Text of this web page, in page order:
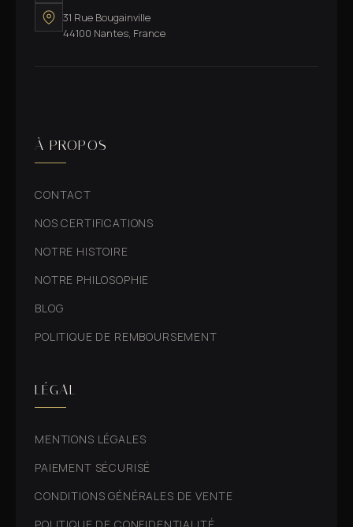
31 Rue Bougainville
44100 Nantes, France
À PROPOS
CONTACT
NOS CERTIFICATIONS
NOTRE HISTOIRE
NOTRE PHILOSOPHIE
BLOG
POLITIQUE DE REMBOURSEMENT
LÉGAL
MENTIONS LÉGALES
PAIEMENT SÉCURISÉ
CONDITIONS GÉNÉRALES DE VENTE